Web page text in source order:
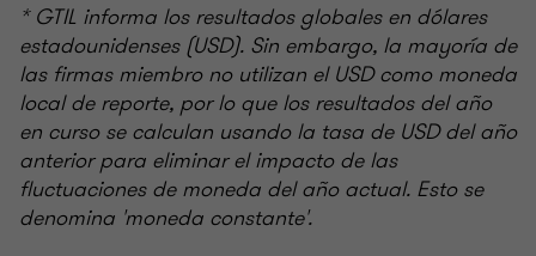
* GTIL informa los resultados globales en dólares
estadounidenses (USD). Sin embargo, la mayoría de
las firmas miembro no utilizan el USD como moneda
local de reporte, por lo que los resultados del año
en curso se calculan usando la tasa de USD del año
anterior para eliminar el impacto de las
fluctuaciones de moneda del año actual. Esto se
denomina 'moneda constante'.